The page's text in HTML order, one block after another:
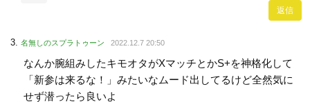
返信
名無しのスプラトゥーン 2022.12.7 20:50
なんか腕組みしたキモオタがXマッチとかS+を神格化して
「新参は来るな！」みたいなムード出してるけど全然気に
せず潜ったら良いよ